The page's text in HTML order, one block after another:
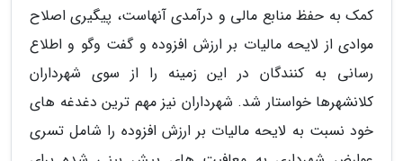
کمک به حفظ منابع مالی و درآمدی آنهاست، پیگیری اصلاح
موادی از لایحه مالیات بر ارزش افزوده و گفت وگو و اطلاع
رسانی به کنندگان در این زمینه را از سوی شهرداران
کلانشهرها خواستار شد. شهرداران نیز مهم ترین دغدغه های
خود نسبت به لایحه مالیات بر ارزش افزوده را شامل تسری